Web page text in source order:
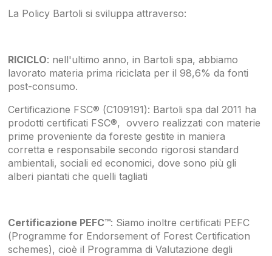
La Policy Bartoli si sviluppa attraverso:
RICICLO: nell'ultimo anno, in Bartoli spa, abbiamo
lavorato materia prima riciclata per il 98,6% da fonti
post-consumo.
Certificazione FSC® (C109191): Bartoli spa dal 2011 ha
prodotti certificati FSC®, ovvero realizzati con materie
prime proveniente da foreste gestite in maniera
corretta e responsabile secondo rigorosi standard
ambientali, sociali ed economici, dove sono più gli
alberi piantati che quelli tagliati
Certificazione PEFC™: Siamo inoltre certificati PEFC
(Programme for Endorsement of Forest Certification
schemes), cioè il Programma di Valutazione degli